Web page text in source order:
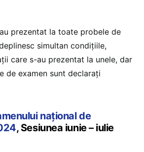
prezentat la toate probele de
simultan condiţiile,
care s-au prezentat la unele, dar
de examen sunt declaraţi
național de
, Sesiunea iunie – iulie